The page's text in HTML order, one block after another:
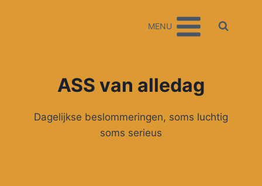
MENU
ASS van alledag
Dagelijkse beslommeringen, soms luchtig
soms serieus